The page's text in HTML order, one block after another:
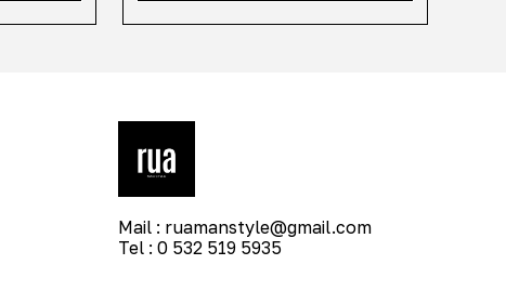
Mail : ruamanstyle@gmail.com
Tel : 0 532 519 5935